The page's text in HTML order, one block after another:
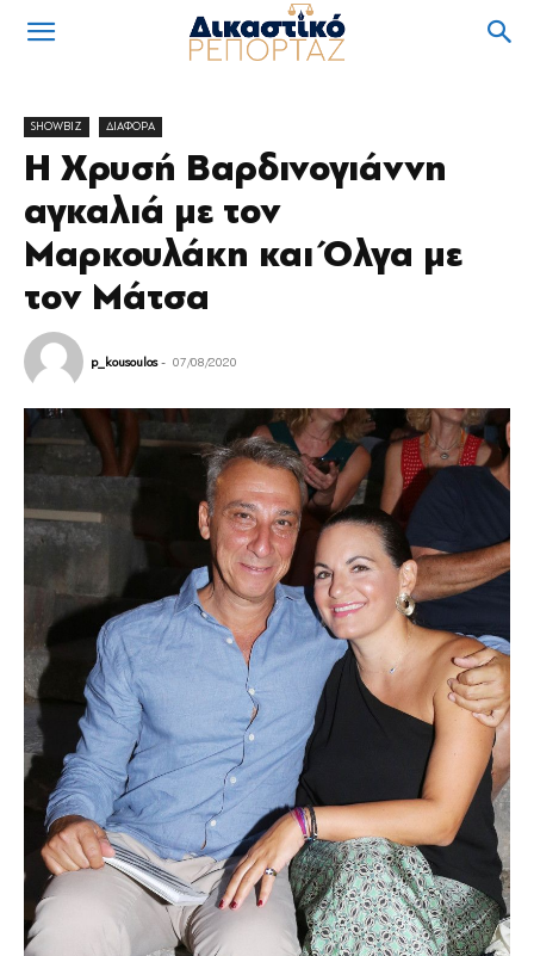
SHOWBIZ ΔΙΑΦΟΡΑ
Η Χρυσή Βαρδινογιάννη
αγκαλιά με τον
Μαρκουλάκη και Όλγα με
τον Μάτσα
p_kousoulos - 07/08/2020